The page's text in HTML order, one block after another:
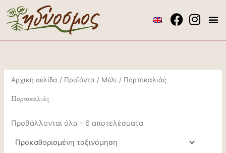
Μετάβαση
στο
περιεχόμενο
Αρχική σελίδα / Προϊόντα / Μέλι / Πορτοκαλιάς
Πορτοκαλιάς
Προβάλλονται όλα - 6 αποτελέσματα